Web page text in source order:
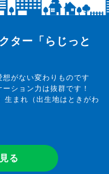
ター「らじっと
がない変わりものです
ション力は抜群です！
生まれ（出生地はときがわ
る